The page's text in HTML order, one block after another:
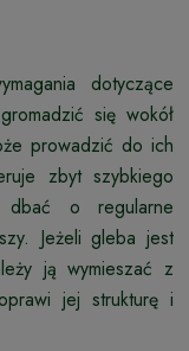
dotyczące
się wokół
prowadzić do ich
zbyt szybkiego
dbać o regularne
Jeżeli gleba jest
ją wymieszać z
jej strukturę i